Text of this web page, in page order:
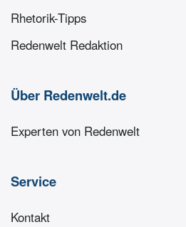
Rhetorik-Tipps
Redenwelt Redaktion
Über Redenwelt.de
Experten von Redenwelt
Service
Kontakt